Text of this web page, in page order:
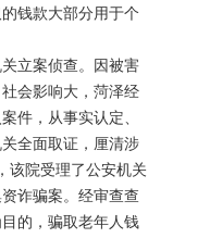
钱款大部分用于个
立案侦查。因被害
会影响大，菏泽经
件，从事实认定、
全面取证，厘清涉
该院受理了公安机关
诈骗案。经审查查
的，骗取老年人钱